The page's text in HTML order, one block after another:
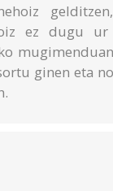
ez dugu
ginen eta